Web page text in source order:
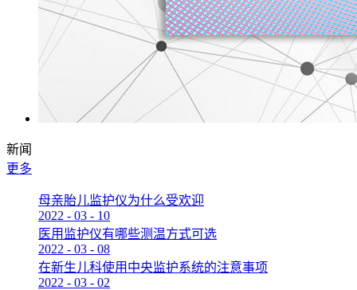
新闻
更多
母亲胎儿监护仪为什么受欢迎
2022 - 03 - 10
医用监护仪有哪些测温方式可选
2022 - 03 - 08
在新生儿科使用中央监护系统的注意事项
2022 - 03 - 02